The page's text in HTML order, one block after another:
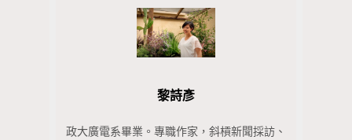
黎詩彥
政大廣電系畢業。專職作家，斜槓新聞採訪、